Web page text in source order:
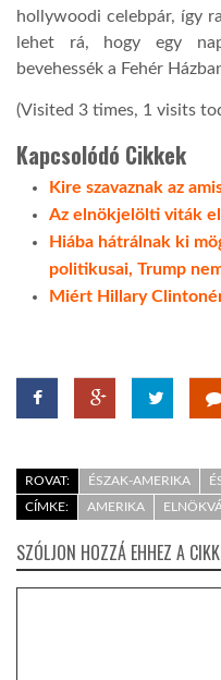
hollywoodi celebpár, így
lehet rá, hogy egy
bevehessék a Fehér
(Visited 3 times, 1 visits
Kapcsolódó Cikkek
Kire szavaznak az
Az elnökjelölti viták
Hiába hátrálnak ki
politikusai, Trump
Miért Hillary
ROVAT: ÉSZAK-AMERIKA
CÍMKE:
AMERIKA
SZÓLJON HOZZÁ EHHEZ A